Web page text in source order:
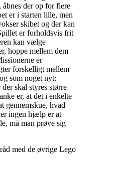
åbnes der op for flere
er i starten lille, men
skibet og der kan
er forholdsvis frit
kan vælge
hoppe mellem dem
er
forskelligt mellem
som noget nyt:
skal styres større
er, at det i enkelte
gennemskue, hvad
ingen hjælp er at
må man prøve sig
med de øvrige Lego